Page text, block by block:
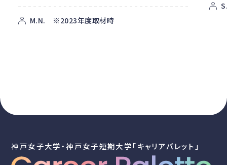
M.N. ※2023年度取材時
神戸女子大学・神戸女子短期大学「キャリアパレット」